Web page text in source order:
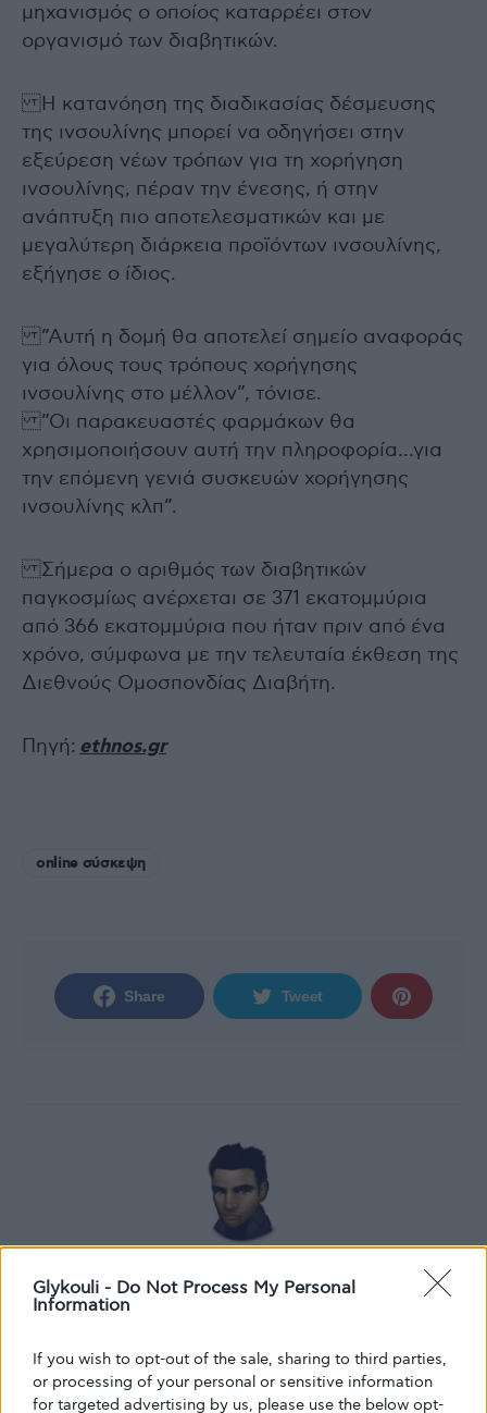
Glykouli - Do Not Process My Personal
Information
If you wish to opt-out of the sale, sharing to third parties,
or processing of your personal or sensitive information
for targeted advertising by us, please use the below opt-
μηχανισμός ο οποίος καταρρέει στον
οργανισμό των διαβητικών.
Η κατανόηση της διαδικασίας δέσμευσης
της ινσουλίνης μπορεί να οδηγήσει στην
εξεύρεση νέων τρόπων για τη χορήγηση
ινσουλίνης, πέραν την ένεσης, ή στην
ανάπτυξη πιο αποτελεσματικών και με
μεγαλύτερη διάρκεια προϊόντων ινσουλίνης,
εξήγησε ο ίδιος.
”Αυτή η δομή θα αποτελεί σημείο αναφοράς
για όλους τους τρόπους χορήγησης
ινσουλίνης στο μέλλον”, τόνισε.
”Οι παρακευαστές φαρμάκων θα
χρησιμοποιήσουν αυτή την πληροφορία…για
την επόμενη γενιά συσκευών χορήγησης
ινσουλίνης κλπ”.
Σήμερα ο αριθμός των διαβητικών
παγκοσμίως ανέρχεται σε 371 εκατομμύρια
από 366 εκατομμύρια που ήταν πριν από ένα
χρόνο, σύμφωνα με την τελευταία έκθεση της
Διεθνούς Ομοσπονδίας Διαβήτη.
Πηγή: ethnos.gr
online σύσκεψη
Share Tweet
Κείμενο